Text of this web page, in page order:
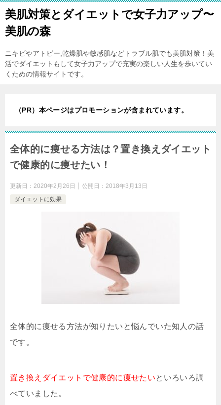
美肌対策とダイエットで女子力アップ〜
美肌の森
ニキビやアトピー,乾燥肌や敏感肌などトラブル肌でも美肌対策！美
活でダイエットもして女子力アップで充実の楽しい人生を歩いてい
くための情報サイトです。
（PR）本ページはプロモーションが含まれています。
全体的に痩せる方法は？置き換えダイエット
で健康的に痩せたい！
更新日： 2020年2月26日 公開日： 2018年3月13日
ダイエットに効果
全体的に痩せる方法が知りたいと悩んでいた知人の話
です。
置き換えダイエットで健康的に痩せたいといろいろ調
べていました。